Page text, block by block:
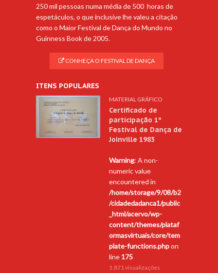
250 mil pessoas numa média de 500 horas de
espetáculos, o que inclusive lhe valeu a citação
como o Maior Festival de Dança do Mundo no
Guinness Book de 2005.
CONHEÇA O FESTIVAL DE DANÇA
ITENS POPULARES
MATERIAL GRÁFICO
Certificado de
participação 1º
Festival de Dança de
Joinville 1983
Warning: A non-
numeric value
encountered in
/home/storage/9/08/b2
/cidadedadanca1/public
_html/acervo/wp-
content/themes/plataf
ormasvirtuais/core/tem
plate-functions.phpon
line 175
1.871 visualizações